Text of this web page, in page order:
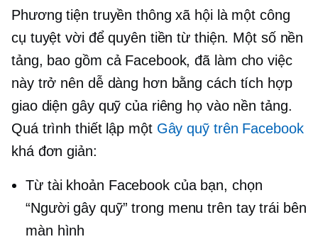
Phương tiện truyền thông xã hội là một công
cụ tuyệt vời để quyên tiền từ thiện. Một số nền
tảng, bao gồm cả Facebook, đã làm cho việc
này trở nên dễ dàng hơn bằng cách tích hợp
giao diện gây quỹ của riêng họ vào nền tảng.
Quá trình thiết lập một Gây quỹ trên Facebook
khá đơn giản:
Từ tài khoản Facebook của bạn, chọn
“Người gây quỹ” trong menu trên tay trái bên
màn hình